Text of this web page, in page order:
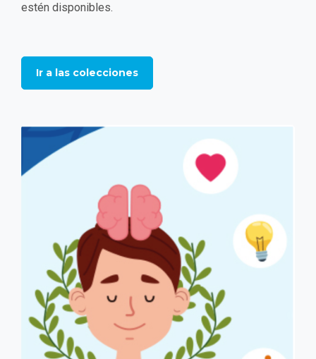
estén disponibles.
Ir a las colecciones